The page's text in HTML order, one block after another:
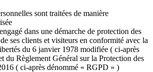
sont traitées de manière
dans une démarche de protection des
ses clients et visiteurs en conformité avec la
du 6 janvier 1978 modifiée ( ci-après
du Règlement Général sur la Protection des
( ci-après dénommé « RGPD » )